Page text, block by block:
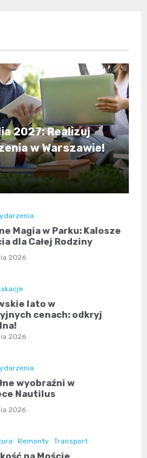
2027: Realizuj
w Warszawie!
Magia w Parku: Kalosze
dla Całej Rodziny
2026
lato w
cenach: odkryj
2026
wyobraźni w
Nautilus
2026
Remonty Transport